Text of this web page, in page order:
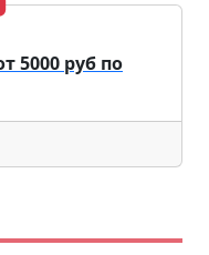
5000 руб по